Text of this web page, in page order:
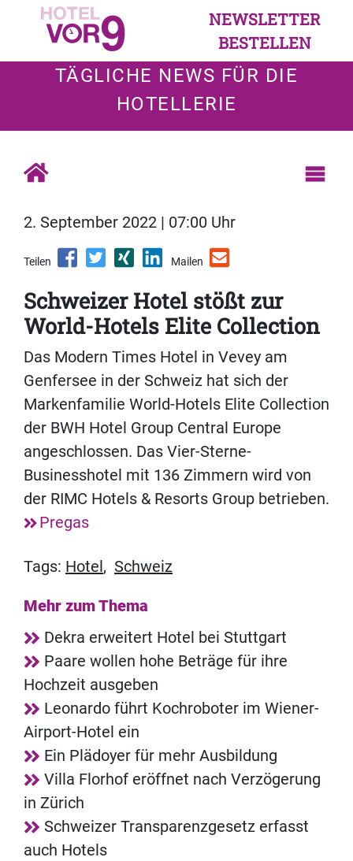
NEWSLETTER
BESTELLEN
TÄGLICHE NEWS FÜR DIE
HOTELLERIE
2. September 2022 | 07:00 Uhr
Teilen Mailen
Schweizer Hotel stößt zur
World-Hotels Elite Collection
Das Modern Times Hotel in Vevey am
Genfersee in der Schweiz hat sich der
Markenfamilie World-Hotels Elite Collection
der BWH Hotel Group Central Europe
angeschlossen. Das Vier-Sterne-
Businesshotel mit 136 Zimmern wird von
der RIMC Hotels & Resorts Group betrieben.
Pregas
Tags: Hotel , Schweiz
Mehr zum Thema
Dekra erweitert Hotel bei Stuttgart
Paare wollen hohe Beträge für ihre
Hochzeit ausgeben
Leonardo führt Kochroboter im Wiener-
Airport-Hotel ein
Ein Plädoyer für mehr Ausbildung
Villa Florhof eröffnet nach Verzögerung
in Zürich
Schweizer Transparenzgesetz erfasst
auch Hotels